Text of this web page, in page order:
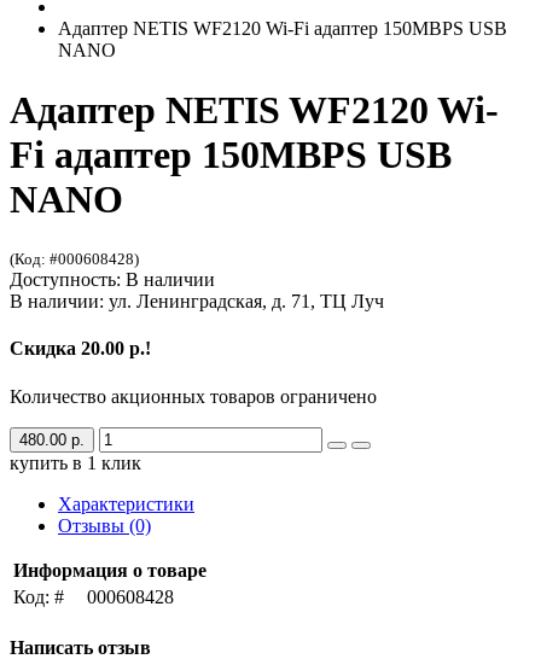
Адаптер NETIS WF2120 Wi-Fi адаптер 150MBPS USB
NANO
Адаптер NETIS WF2120 Wi-
Fi адаптер 150MBPS USB
NANO
(Код: #000608428)
Доступность: В наличии
В наличии: ул. Ленинградская, д. 71, ТЦ Луч
Скидка 20.00 р.!
Количество акционных товаров ограничено
480.00 р.
купить в 1 клик
Характеристики
Отзывы (0)
Информация о товаре
Код: #
000608428
Написать отзыв